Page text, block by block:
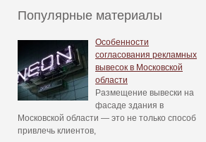
Популярные материалы
Особенности
согласования рекламных
вывесок в Московской
области
Размещение вывески на
фасаде здания в
Московской области — это не только способ
привлечь клиентов,